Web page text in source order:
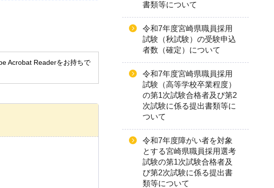
Acrobat Readerをお持ちで
書類等について
令和7年度宮崎県職員採用
試験（秋試験）の受験申込
者数（確定）について
令和7年度宮崎県職員採用
試験（高等学校卒業程度）
の第1次試験合格者及び第2
次試験に係る提出書類等に
ついて
令和7年度障がい者を対象
とする宮崎県職員採用選考
試験の第1次試験合格者及
び第2次試験に係る提出書
類等について